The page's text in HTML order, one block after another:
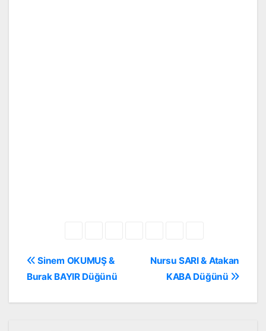
Yazı
gezinmesi
Nursu SARI & Atakan
KABA Düğünü
Sinem OKUMUŞ &
Burak BAYIR Düğünü